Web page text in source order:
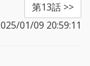
第13話 >>
01/09 20:59:11